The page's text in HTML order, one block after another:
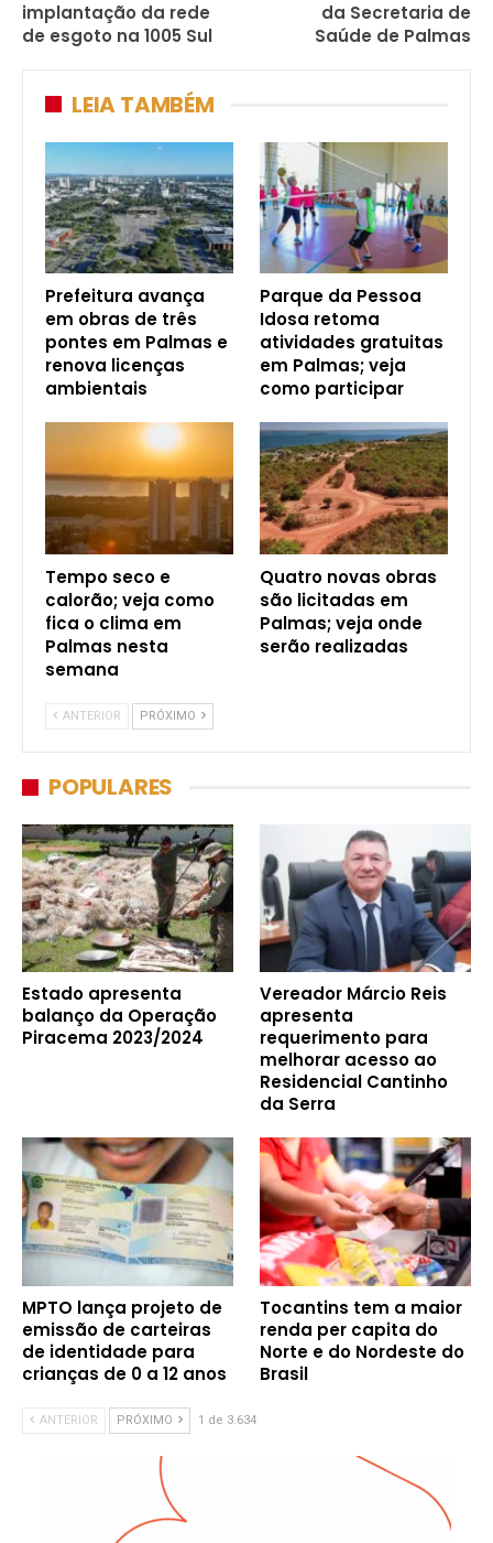
implantação da rede
de esgoto na 1005 Sul
da Secretaria de
Saúde de Palmas
LEIA TAMBÉM
Prefeitura avança
em obras de três
pontes em Palmas e
renova licenças
ambientais
Parque da Pessoa
Idosa retoma
atividades gratuitas
em Palmas; veja
como participar
Tempo seco e
calorão; veja como
fica o clima em
Palmas nesta
semana
Quatro novas obras
são licitadas em
Palmas; veja onde
serão realizadas
ANTERIOR PRÓXIMO
POPULARES
Estado apresenta
balanço da Operação
Piracema 2023/2024
Vereador Márcio Reis
apresenta
requerimento para
melhorar acesso ao
Residencial Cantinho
da Serra
MPTO lança projeto de
emissão de carteiras
de identidade para
crianças de 0 a 12 anos
Tocantins tem a maior
renda per capita do
Norte e do Nordeste do
Brasil
ANTERIOR PRÓXIMO 1 de 3.634